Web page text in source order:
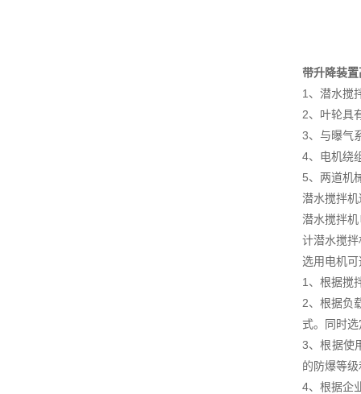
带升降装
1、潜水搅
2、叶轮具
3、与曝气
4、电机绕
5、两道机
潜水搅拌
潜水搅拌
计潜水搅
选用电机
1、根据搅
2、根据负
式。同时
3、根据使
的防爆等
4、根据企